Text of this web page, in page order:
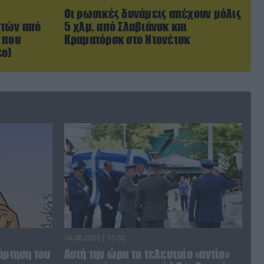
από
Οι ρωσικές δυνάμεις απέχουν μόλις
5 χλμ. από Σλαβιάνσκ και
Κραματόρσκ στο Ντονέτσκ
του
04.08.2026 | 15:02
Αυτή την ώρα το τελευταίο «αντίο»